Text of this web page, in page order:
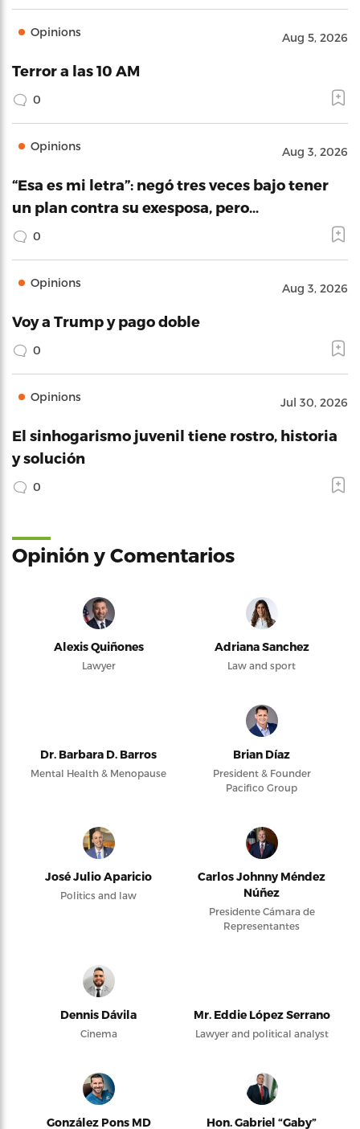
Opinions Aug 5, 2026
Terror a las 10 AM
0
Opinions Aug 3, 2026
“Esa es mi letra”: negó tres veces bajo tener
un plan contra su exesposa, pero…
0
Opinions Aug 3, 2026
Voy a Trump y pago doble
0
Opinions Jul 30, 2026
El sinhogarismo juvenil tiene rostro, historia
y solución
0
Opinión y Comentarios
Alexis Quiñones
Lawyer
Adriana Sanchez
Law and sport
Dr. Barbara D. Barros
Mental Health & Menopause
Brian Díaz
President & Founder
Pacifico Group
José Julio Aparicio
Politics and law
Carlos Johnny Méndez
Núñez
Presidente Cámara de
Representantes
Dennis Dávila
Cinema
Mr. Eddie López Serrano
Lawyer and political analyst
González Pons MD
Hon. Gabriel “Gaby”